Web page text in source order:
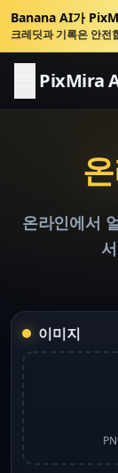
Banana AI가
크레딧과 기록은 안전
PixMira
온라인에서
이미지